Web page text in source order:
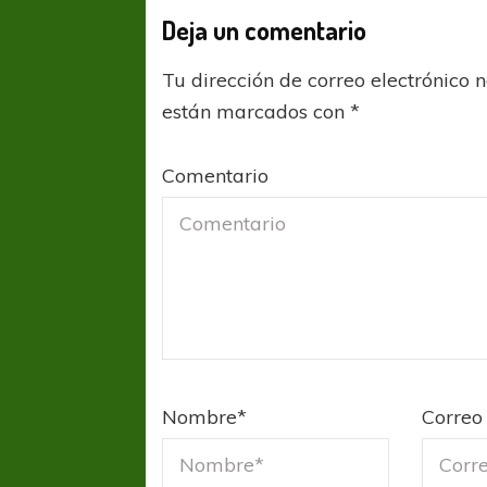
Deja un comentario
Tu dirección de correo electrónico
están marcados con*
Comentario
Nombre*
REGIONAL AMATEUR
Federal
LIGA DE